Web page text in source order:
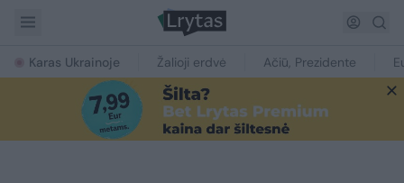
Karas Ukrainoje Žalioji erdvė Ačiū, Prezidente